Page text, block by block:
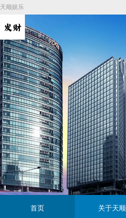
天顺娱乐
首页 关于天顺